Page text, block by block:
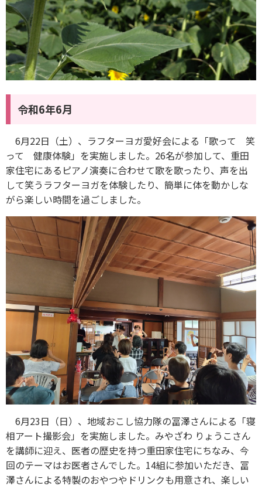
令和6年6月
6月22日（土）、ラフターヨガ愛好会による「歌って 笑
って 健康体験」を実施しました。26名が参加して、重田
家住宅にあるピアノ演奏に合わせて歌を歌ったり、声を出
して笑うラフターヨガを体験したり、簡単に体を動かしな
がら楽しい時間を過ごしました。
6月23日（日）、地域おこし協力隊の冨澤さんによる「寝
相アート撮影会」を実施しました。みやざわ りょうこさん
を講師に迎え、医者の歴史を持つ重田家住宅にちなみ、今
回のテーマはお医者さんでした。14組に参加いただき、冨
澤さんによる特製のおやつやドリンクも用意され、楽しい